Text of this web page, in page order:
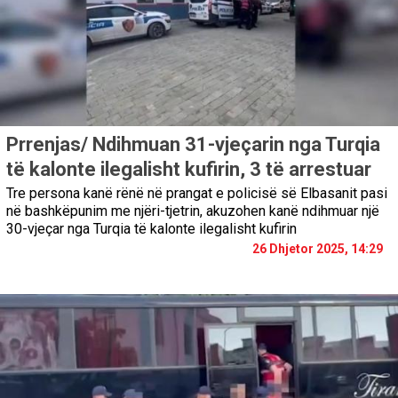
Prrenjas/ Ndihmuan 31-vjeçarin nga Turqia
të kalonte ilegalisht kufirin, 3 të arrestuar
Tre persona kanë rënë në prangat e policisë së Elbasanit pasi
në bashkëpunim me njëri-tjetrin, akuzohen kanë ndihmuar një
30-vjeçar nga Turqia të kalonte ilegalisht kufirin
26 Dhjetor 2025, 14:29